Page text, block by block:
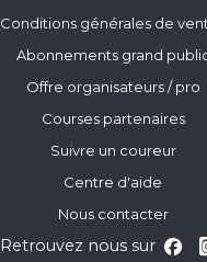
Conditions générales de
Abonnements grand
Offre organisateurs / pro
Courses partenaires
Suivre un coureur
Centre d'aide
Nous contacter
Retrouvez nous sur